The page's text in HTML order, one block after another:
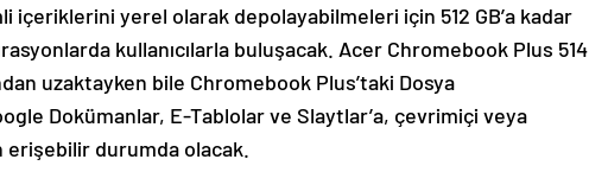
içeriklerini yerel olarak depolayabilmeleri için 512 GB’a kadar
kullanıcılarla buluşacak. Acer Chromebook Plus 514
uzaktayken bile Chromebook Plus’taki Dosya
Dokümanlar, E-Tablolar ve Slaytlar’a, çevrimiçi veya
erişebilir durumda olacak.